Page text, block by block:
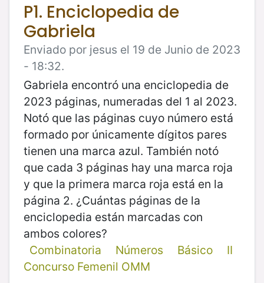
P1. Enciclopedia de
Gabriela
Enviado por jesus el 19 de Junio de 2023
- 18:32.
Gabriela encontró una enciclopedia de
2023 páginas, numeradas del 1 al 2023.
Notó que las páginas cuyo número está
formado por únicamente dígitos pares
tienen una marca azul. También notó
que cada 3 páginas hay una marca roja
y que la primera marca roja está en la
página 2. ¿Cuántas páginas de la
enciclopedia están marcadas con
ambos colores?
Combinatoria
Números Básico
II
Concurso Femenil OMM